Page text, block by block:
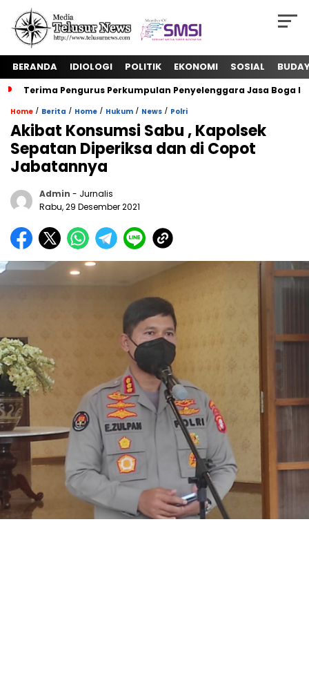
BERANDA IDIOLOGI POLITIK EKONOMI SOSIAL
Terima Pengurus Perkumpulan Penyelenggara Jasa Boga
Home / Berita / Home / Hukum / News / Polri
Akibat Konsumsi Sabu , Kapolsek
Sepatan Diperiksa dan di Copot
Jabatannya
Admin - Jurnalis
Rabu, 29 Desember 2021